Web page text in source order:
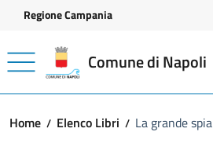
Vai ai contenuti
Vai al footer
Regione Campania
Comune di Napoli
Home Elenco Libri La grande spia